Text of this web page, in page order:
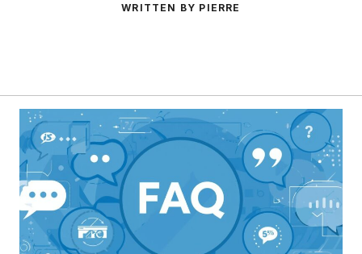
WRITTEN BY PIERRE